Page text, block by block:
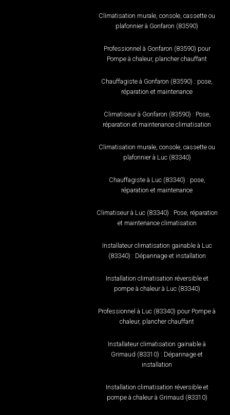
Climatisation murale, console, cassette ou
plafonnier à Gonfaron (83590)
Professionnel à Gonfaron (83590) pour
Pompe à chaleur, plancher chauffant
Chauffagiste à Gonfaron (83590) : pose,
réparation et maintenance
Climatiseur à Gonfaron (83590) : Pose,
réparation et maintenance climatisation
Climatisation murale, console, cassette ou
plafonnier à Luc (83340)
Chauffagiste à Luc (83340) : pose,
réparation et maintenance
Climatiseur à Luc (83340) : Pose, réparation
et maintenance climatisation
Installateur climatisation gainable à Luc
(83340) : Dépannage et installation
Installation climatisation réversible et
pompe à chaleur à Luc (83340)
Professionnel à Luc (83340) pour Pompe à
chaleur, plancher chauffant
Installateur climatisation gainable à
Grimaud (83310) : Dépannage et
installation
Installation climatisation réversible et
pompe à chaleur à Grimaud (83310)